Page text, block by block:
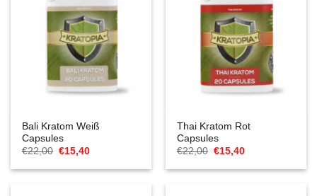
Bali Kratom Weiß
Capsules
€22,00 Ursprünglicher
war:
€15,40Aktueller
ist:
Thai Kratom Rot
Capsules
€22,00 Ursprünglicher
war:
€15,40Aktueller
ist: